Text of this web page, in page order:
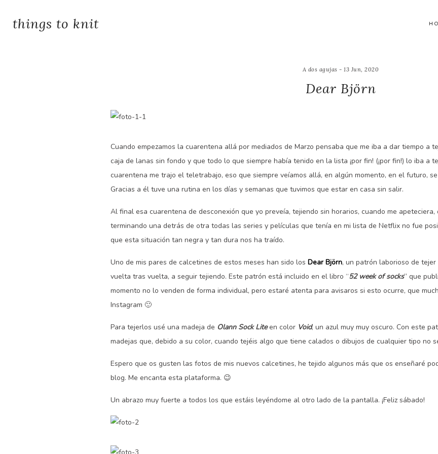
things to knit
A dos agujas - 13 Jun, 2020
Dear Björn
Cuando empezamos la cuarentena allá por mediados de Marzo pensaba que me iba a dar tiempo a
caja de lanas sin fondo y que todo lo que siempre había tenido en la lista ¡por fin! (¡por fin!) lo iba a
cuarentena me trajo el teletrabajo, eso que siempre veíamos allá, en algún momento, en el futuro,
Gracias a él tuve una rutina en los días y semanas que tuvimos que estar en casa sin salir.
Al final esa cuarentena de desconexión que yo preveía, tejiendo sin horarios, cuando me
terminando una detrás de otra todas las series y películas que tenía en mi lista de Netflix no fue
que esta situación tan negra y tan dura nos ha traído.
Uno de mis pares de calcetines de estos meses han sido los Dear Björn, un patrón laborioso de
vuelta tras vuelta, a seguir tejiendo. Este patrón está incluido en el libro “52 week of socks” que
momento no lo venden de forma individual, pero estaré atenta para avisaros si esto ocurre, que
Instagram 🙂
Para tejerlos usé una madeja de Olann Sock Liteen color Void, un azul muy muy oscuro. Con este
madejas que, debido a su color, cuando tejéis algo que tiene calados o dibujos de cualquier tipo no
Espero que os gusten las fotos de mis nuevos calcetines, he tejido algunos más que os enseñaré
blog. Me encanta esta plataforma. 😉
Un abrazo muy fuerte a todos los que estáis leyéndome al otro lado de la pantalla. ¡Feliz sábado!